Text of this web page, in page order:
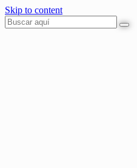
Skip to content